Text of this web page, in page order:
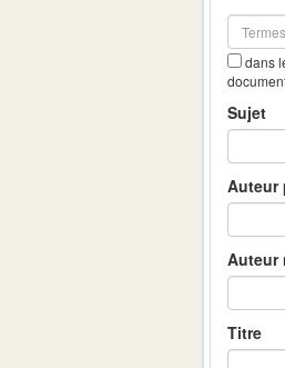
dans
Sujet
Auteur
Auteur
Titre